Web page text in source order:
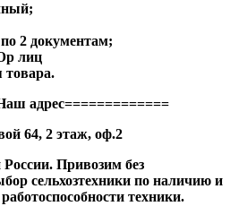
2 документам;
лиц
товара.
адрес=============
64, 2 этаж, оф.2
Привозим без
сельхозтехники по наличию и
техники.